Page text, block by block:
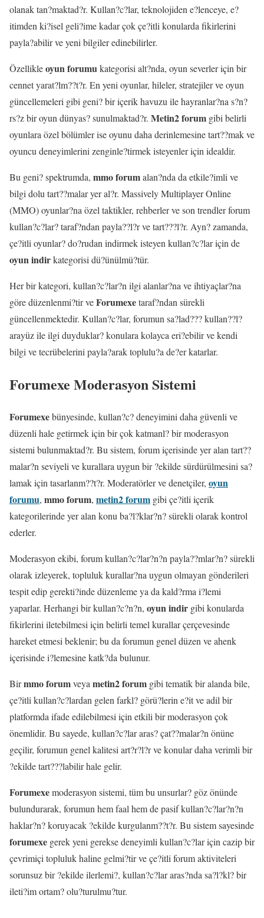
olanak tan?maktad?r. Kullan?c?lar, teknolojiden e?lenceye, e?
itimden ki?isel geli?ime kadar çok çe?itli konularda fikirlerini
payla?abilir ve yeni bilgiler edinebilirler.
Özellikleoyun forumukategorisi alt?nda, oyun severler için bir
cennet yarat?lm??t?r. En yeni oyunlar, hileler, stratejiler ve oyun
güncellemeleri gibi geni? bir içerik havuzu ile hayranlar?na s?n?
rs?z bir oyun dünyas? sunulmaktad?r. Metin2 forum gibi belirli
oyunlara özel bölümler ise oyunu daha derinlemesine tart??mak ve
oyuncu deneyimlerini zenginle?tirmek isteyenler için idealdir.
Bu geni? spektrumda, mmo forumalan?nda da etkile?imli ve
bilgi dolu tart??malar yer al?r. Massively Multiplayer Online
(MMO) oyunlar?na özel taktikler, rehberler ve son trendler forum
kullan?c?lar? taraf?ndan payla??l?r ve tart???l?r. Ayn? zamanda,
çe?itli oyunlar? do?rudan indirmek isteyen kullan?c?lar için de
oyun indirkategorisi dü?ünülmü?tür.
Her bir kategori, kullan?c?lar?n ilgi alanlar?na ve ihtiyaçlar?na
göre düzenlenmi?tir veForumexetaraf?ndan sürekli
güncellenmektedir. Kullan?c?lar, forumun sa?lad??? kullan??l?
arayüz ile ilgi duyduklar? konulara kolayca eri?ebilir ve kendi
bilgi ve tecrübelerini payla?arak toplulu?a de?er katarlar.
Forumexe Moderasyon Sistemi
Forumexebünyesinde, kullan?c? deneyimini daha güvenli ve
düzenli hale getirmek için bir çok katmanl? bir moderasyon
sistemi bulunmaktad?r. Bu sistem, forum içerisinde yer alan tart??
malar?n seviyeli ve kurallara uygun bir ?ekilde sürdürülmesini sa?
lamak için tasarlanm??t?r. Moderatörler ve denetçiler, oyun
forumu, mmo forum, metin2 forum gibi çe?itli içerik
kategorilerinde yer alan konu ba?l?klar?n? sürekli olarak kontrol
ederler.
Moderasyon ekibi, forum kullan?c?lar?n?n payla??mlar?n? sürekli
olarak izleyerek, topluluk kurallar?na uygun olmayan gönderileri
tespit edip gerekti?inde düzenleme ya da kald?rma i?lemi
yaparlar. Herhangi bir kullan?c?n?n, oyun indir gibi konularda
fikirlerini iletebilmesi için belirli temel kurallar çerçevesinde
hareket etmesi beklenir; bu da forumun genel düzen ve ahenk
içerisinde i?lemesine katk?da bulunur.
Birmmo forumveya metin2 forum gibi tematik bir alanda bile,
çe?itli kullan?c?lardan gelen farkl? görü?lerin e?it ve adil bir
platformda ifade edilebilmesi için etkili bir moderasyon çok
önemlidir. Bu sayede, kullan?c?lar aras? çat??malar?n önüne
geçilir, forumun genel kalitesi art?r?l?r ve konular daha verimli bir
?ekilde tart???labilir hale gelir.
Forumexemoderasyon sistemi, tüm bu unsurlar? göz önünde
bulundurarak, forumun hem faal hem de pasif kullan?c?lar?n?n
haklar?n? koruyacak ?ekilde kurgulanm??t?r. Bu sistem sayesinde
forumexe gerek yeni gerekse deneyimli kullan?c?lar için cazip bir
çevrimiçi topluluk haline gelmi?tir ve çe?itli forum aktiviteleri
sorunsuz bir ?ekilde ilerlemi?, kullan?c?lar aras?nda sa?l?kl? bir
ileti?im ortam? olu?turulmu?tur.